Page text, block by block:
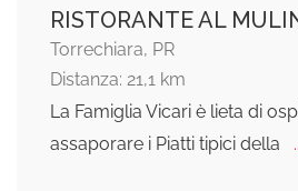
RISTORANTE AL
Torrechiara, PR
Distanza: 21,1 km
La Famiglia Vicari è lieta di
assaporare i Piatti tipici della